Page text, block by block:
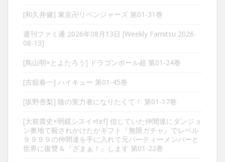
[和久井健] 東京卍リベンジャーズ 第01-31巻
週刊ファミ通 2026年08月13日 [Weekly Famitsu 2026-
08-13]
[鳥山明×とよたろう] ドラゴンボール超 第01-24巻
[古舘春一] ハイキュー 第01-45巻
[坂野杏梨] 陰の実力者になりたくて！ 第01-17巻
[大前貴史×明鏡シスイ×tef] 信じていた仲間達にダンジョ
ン奥地で殺されかけたがギフト『無限ガチャ』でレベル
９９９９の仲間達を手に入れて元パーティーメンバーと
世界に復讐＆『ざまぁ！』します 第01-22巻